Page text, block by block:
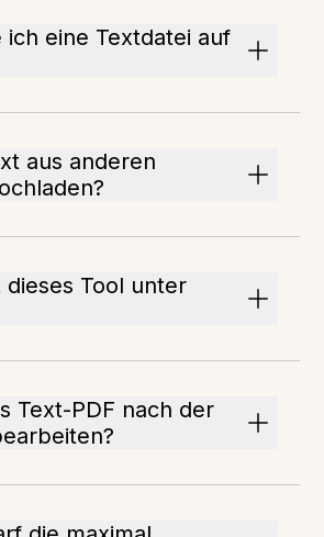
ich eine Textdatei auf
aus anderen
dieses Tool unter
Text-PDF nach der